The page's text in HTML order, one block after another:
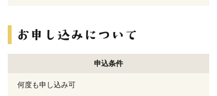
申込条件
何度も申し込み可